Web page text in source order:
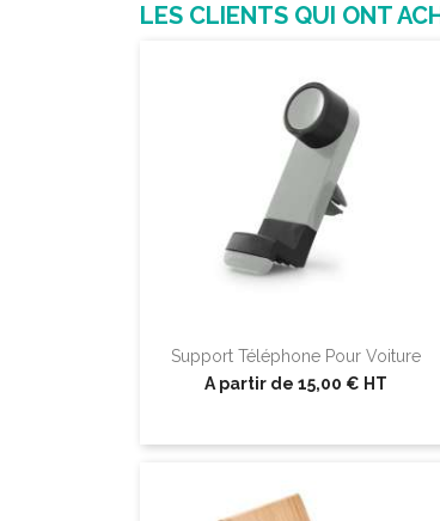
LES CLIENTS QUI ONT
Support Téléphone Pour Voiture
A partir de 15,00 € HT